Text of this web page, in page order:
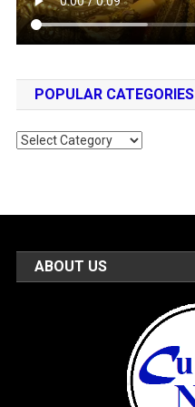
POPULAR CATEGORIES
Popular
ABOUT US